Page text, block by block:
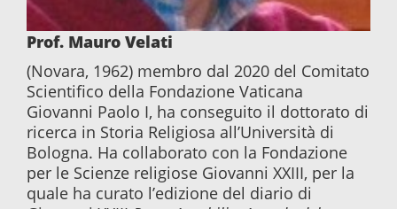
Prof. Mauro Velati
(Novara, 1962) membro dal 2020 del Comitato
Scientifico della Fondazione Vaticana
Giovanni Paolo I, ha conseguito il dottorato di
ricerca in Storia Religiosa all’Università di
Bologna. Ha collaborato con la Fondazione
per le Scienze religiose Giovanni XXIII, per la
quale ha curato l’edizione del diario di